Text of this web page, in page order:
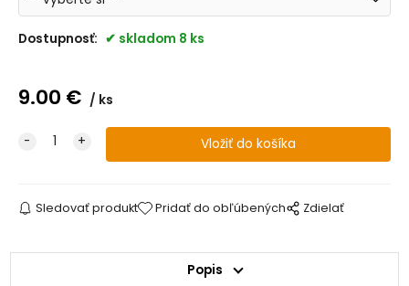
Dostupnosť: skladom 8 ks
9.00 € ks
Sledovať produkt Pridať do obľúbených Zdielať
Popis